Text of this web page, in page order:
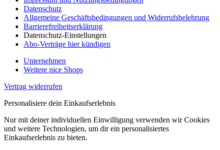
Datenschutz
Allgemeine Geschäftsbedingungen und Widerrufsbelehrung
Barrierefreiheitserklärung
Datenschutz-Einstellungen
Abo-Verträge hier kündigen
Unternehmen
Weitere nice Shops
Vertrag widerrufen
Personalisiere dein Einkaufserlebnis
Nur mit deiner individuellen Einwilligung verwenden wir Cookies
und weitere Technologien, um dir ein personalisiertes
Einkaufserlebnis zu bieten.